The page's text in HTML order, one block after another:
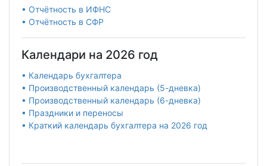
• Отчётность в ИФНС
• Отчётность в СФР
Календари на 2026 год
• Календарь бухгалтера
• Производственный календарь (5-дневка)
• Производственный календарь (6-дневка)
• Праздники и переносы
• Краткий календарь бухгалтера на 2026 год